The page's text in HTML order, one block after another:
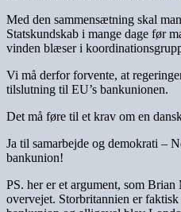
Med den sammensætning skal
Statskundskab i mange dage før
vinden blæser i
Vi må derfor forvente, at
tilslutning til EU’s bankunionen.
Det må føre til et krav om en
Ja til samarbejde og demokrati –
bankunion!
PS. her er et argument, som
overvejet. Storbritannien er